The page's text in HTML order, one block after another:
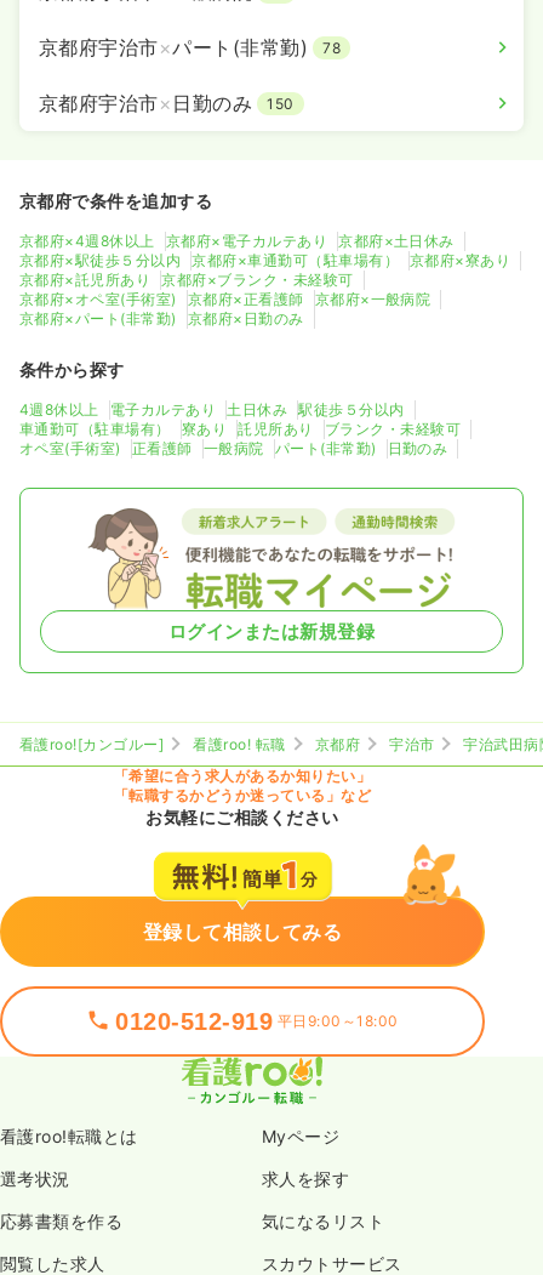
京都府宇治市×パート(非常勤) 78
京都府宇治市× 日勤のみ 150
京都府で条件を追加する
京都府×4週8休以上 京都府×電子カルテあり
京都府×土日休み
京都府×駅徒歩５分以内
京都府×車通勤可（駐車場有）
京都府×寮あり
京都府×託児所あり
京都府×ブランク・未経験可
京都府×オペ室(手術室)
京都府×正看護師
京都府×一般病院
京都府×パート(非常勤)
京都府×日勤のみ
条件から探す
4週8休以上 電子カルテあり 土日休み
駅徒歩５分以内
車通勤可（駐車場有）
寮あり 託児所あり
ブランク・未経験可
オペ室(手術室)
正看護師 一般病院 パート(非常勤) 日勤のみ
ログインまたは新規登録
看護roo![カンゴルー] 看護roo! 転職 京都府 宇治市
宇治武田病
「希望に合う求人があるか知りたい」
「転職するかどうか迷っている」など
お気軽にご相談ください
登録して相談してみる
0120-512-919 平日9:00～18:00
看護roo!転職とは Myページ
選考状況 求人を探す
応募書類を作る 気になるリスト
閲覧した求人 スカウトサービス